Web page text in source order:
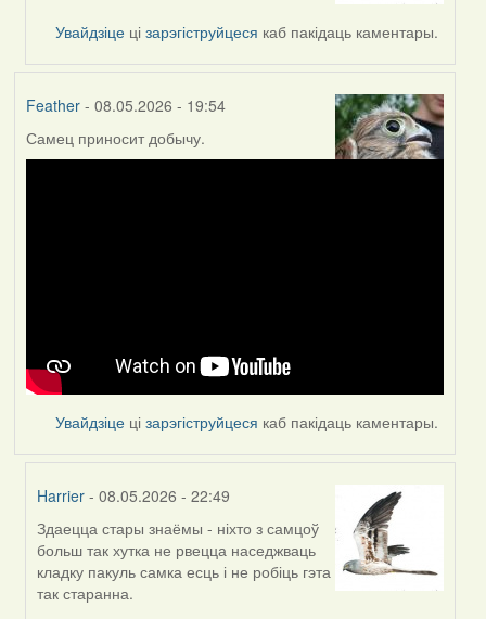
nataly.d
Увайдзіце цізарэгіструйцеся каб пакідаць каментары.
Feather- 08.05.2026 - 19:54
Самец приносит добычу.
Увайдзіце цізарэгіструйцеся каб пакідаць каментары.
Harrier - 08.05.2026 - 22:49
In
reply
to
by
Здаецца стары знаёмы - ніхто з самцоў
больш так хутка не рвецца наседжваць
кладку пакуль самка есць і не робіць гэта
так старанна.